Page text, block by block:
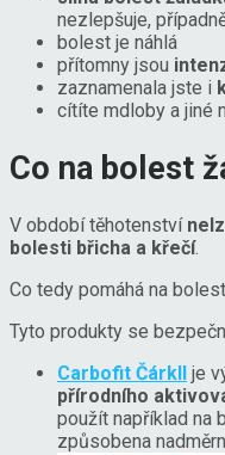
nezlepšuje,
bolest je náhlá
přítomny jsou
zaznamenala jste i
cítíte mdloby a jiné
Co na bolest
V období těhotenství
bolesti břicha a křečí.
Co tedy pomáhá na
Tyto produkty se
Carbofit Čárkll
je
přírodního
použít například na
způsobena